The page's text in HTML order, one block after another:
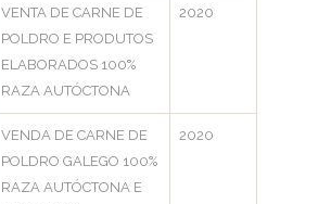
VENTA DE CARNE DE
POLDRO E PRODUTOS
ELABORADOS 100%
RAZA AUTÓCTONA
2020
VENDA DE CARNE DE
POLDRO GALEGO 100%
RAZA AUTÓCTONA E
2020